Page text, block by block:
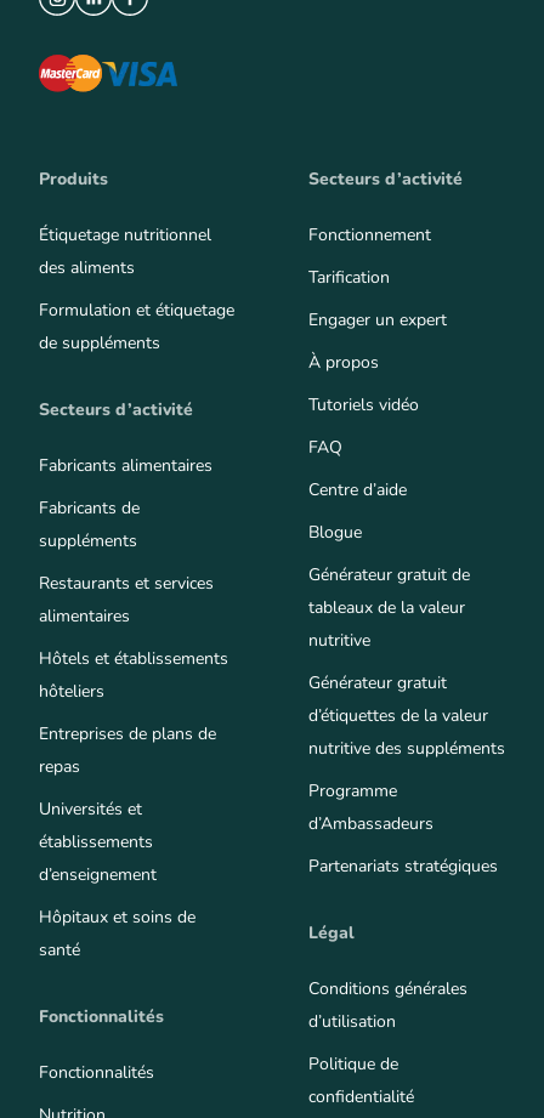
Produits
Étiquetage nutritionnel
des aliments
Formulation et étiquetage
de suppléments
Secteurs d’activité
Fabricants alimentaires
Fabricants de
suppléments
Restaurants et services
alimentaires
Hôtels et établissements
hôteliers
Entreprises de plans de
repas
Universités et
établissements
d’enseignement
Hôpitaux et soins de
santé
Fonctionnalités
Fonctionnalités
Secteurs d’activité
Fonctionnement
Tarification
Engager un expert
À propos
Tutoriels vidéo
FAQ
Centre d’aide
Blogue
Générateur gratuit de
tableaux de la valeur
nutritive
Générateur gratuit
d’étiquettes de la valeur
nutritive des suppléments
Programme
d’Ambassadeurs
Partenariats stratégiques
Légal
Conditions générales
d’utilisation
Politique de
confidentialité